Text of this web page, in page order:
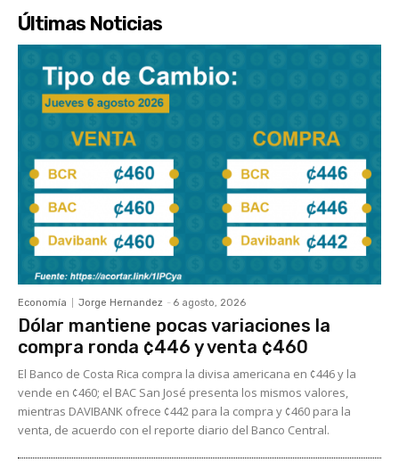
Últimas Noticias
Economía Jorge Hernandez - 6 agosto, 2026
Dólar mantiene pocas variaciones la
compra ronda ¢446 y venta ¢460
El Banco de Costa Rica compra la divisa americana en ¢446 y la
vende en ¢460; el BAC San José presenta los mismos valores,
mientras DAVIBANK ofrece ¢442 para la compra y ¢460 para la
venta, de acuerdo con el reporte diario del Banco Central.